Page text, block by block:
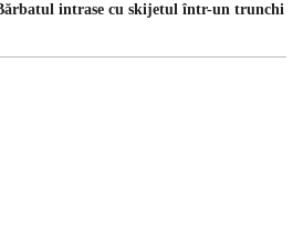
intrase cu skijetul într-un trunchi